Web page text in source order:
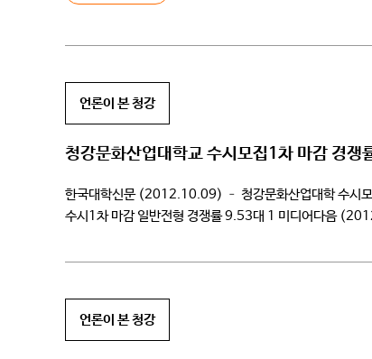
언론이 본 청강
청강문화산업대학교 수시모집1차 마감 경쟁
한국대학신문 (2012.10.09) – 청강문화산업대학 수시
수시1차 마감 일반전형 경쟁률 9.53대 1 미디어다음
언론이 본 청강